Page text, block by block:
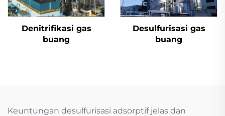
Denitrifikasi gas
buang
Desulfurisasi gas
buang
Keuntungan desulfurisasi adsorptif jelas dan